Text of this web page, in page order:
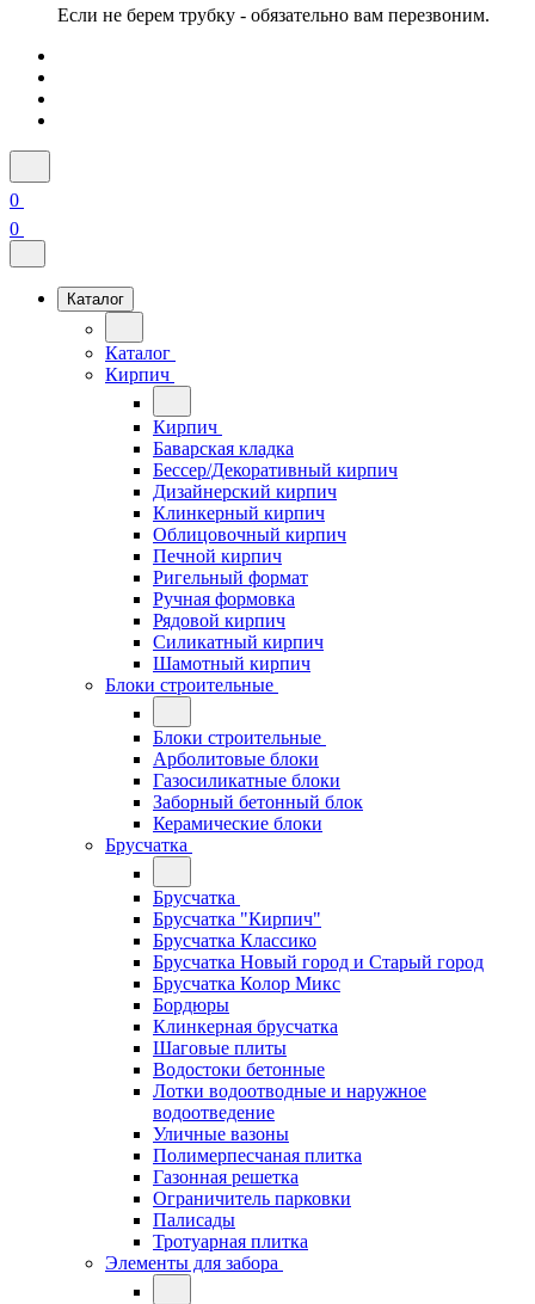
Если не берем трубку - обязательно вам перезвоним.
0
0
Каталог
Каталог
Кирпич
Кирпич
Баварская кладка
Бессер/Декоративный кирпич
Дизайнерский кирпич
Клинкерный кирпич
Облицовочный кирпич
Печной кирпич
Ригельный формат
Ручная формовка
Рядовой кирпич
Силикатный кирпич
Шамотный кирпич
Блоки строительные
Блоки строительные
Арболитовые блоки
Газосиликатные блоки
Заборный бетонный блок
Керамические блоки
Брусчатка
Брусчатка
Брусчатка "Кирпич"
Брусчатка Классико
Брусчатка Новый город и Старый город
Брусчатка Колор Микс
Бордюры
Клинкерная брусчатка
Шаговые плиты
Водостоки бетонные
Лотки водоотводные и наружное
водоотведение
Уличные вазоны
Полимерпесчаная плитка
Газонная решетка
Ограничитель парковки
Палисады
Тротуарная плитка
Элементы для забора